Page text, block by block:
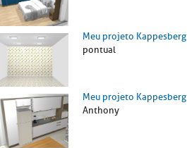
Meu projeto Kappesberg
pontual
Meu projeto Kappesberg
Anthony